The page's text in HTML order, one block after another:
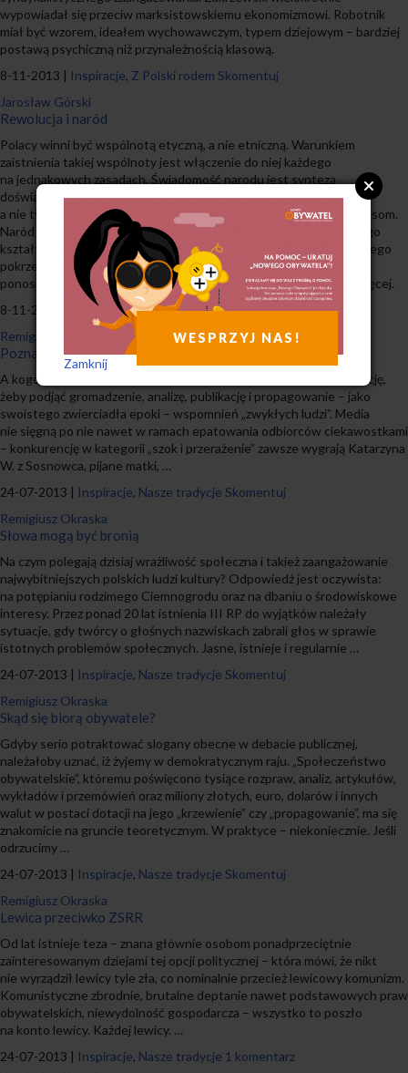
wypowiadał się przeciw marksistowskiemu ekonomizmowi. Robotnik
miał być wzorem, ideałem wychowawczym, typem dziejowym – bardziej
postawą psychiczną niż przynależnością klasową.
8-11-2013 | Inspiracje, Z Polski rodem Skomentuj
Jarosław Górski
Rewolucja i naród
Polacy winni być wspólnotą etyczną, a nie etniczną. Warunkiem
zaistnienia takiej wspólnoty jest włączenie do niej każdego
na jednakowych zasadach. Świadomość narodu jest syntezą
doświadczeń i przekonań wszystkich jego warstw,
a nie tylko doświadczeniem i światopoglądem elity narzuconym masom.
Naród winien szukać w historii raczej wiedzy o przyczynach swojego
kształtu i położenia niż potwierdzenia własnych wyobrażeń i łatwego
pokrzepienia. Wszyscy uczestnicy narodowej wspólnoty powinni
ponosić wyrzeczenia na jej rzecz, a największe ci, którzy mają najwięcej.
8-11-2013 |
Inspiracje,Z Polski rodemSkomentuj
Remigiusz Okraska
Poznaj swój kraj
A kogo to obchodzi? Taka odpowiedź padnie zapewne na propozycję,
żeby podjąć gromadzenie, analizę, publikację i propagowanie – jako
swoistego zwierciadła epoki – wspomnień „zwykłych ludzi”. Media
nie sięgną po nie nawet w ramach epatowania odbiorców ciekawostkami
– konkurencję w kategorii „szok i przerażenie” zawsze wygrają Katarzyna
W. z Sosnowca, pijane matki, …
24-07-2013 | Inspiracje, Nasze tradycje Skomentuj
Remigiusz Okraska
Słowa mogą być bronią
Na czym polegają dzisiaj wrażliwość społeczna i takież zaangażowanie
najwybitniejszych polskich ludzi kultury? Odpowiedź jest oczywista:
na potępianiu rodzimego Ciemnogrodu oraz na dbaniu o środowiskowe
interesy. Przez ponad 20 lat istnienia III RP do wyjątków należały
sytuacje, gdy twórcy o głośnych nazwiskach zabrali głos w sprawie
istotnych problemów społecznych. Jasne, istnieje i regularnie …
24-07-2013 | Inspiracje, Nasze tradycje Skomentuj
Remigiusz Okraska
Skąd się biorą obywatele?
Gdyby serio potraktować slogany obecne w debacie publicznej,
należałoby uznać, iż żyjemy w demokratycznym raju. „Społeczeństwo
obywatelskie”, któremu poświęcono tysiące rozpraw, analiz, artykułów,
wykładów i przemówień oraz miliony złotych, euro, dolarów i innych
walut w postaci dotacji na jego „krzewienie” czy „propagowanie”, ma się
znakomicie na gruncie teoretycznym. W praktyce – niekoniecznie. Jeśli
odrzucimy …
24-07-2013 | Inspiracje, Nasze tradycje Skomentuj
Remigiusz Okraska
Lewica przeciwko ZSRR
Od lat istnieje teza – znana głównie osobom ponadprzeciętnie
zainteresowanym dziejami tej opcji politycznej – która mówi, że nikt
nie wyrządził lewicy tyle zła, co nominalnie przecież lewicowy komunizm.
Komunistyczne zbrodnie, brutalne deptanie nawet podstawowych praw
obywatelskich, niewydolność gospodarcza – wszystko to poszło
na konto lewicy. Każdej lewicy. …
24-07-2013 | Inspiracje, Nasze tradycje 1 komentarz
WESPRZYJ NAS!
Zamknij